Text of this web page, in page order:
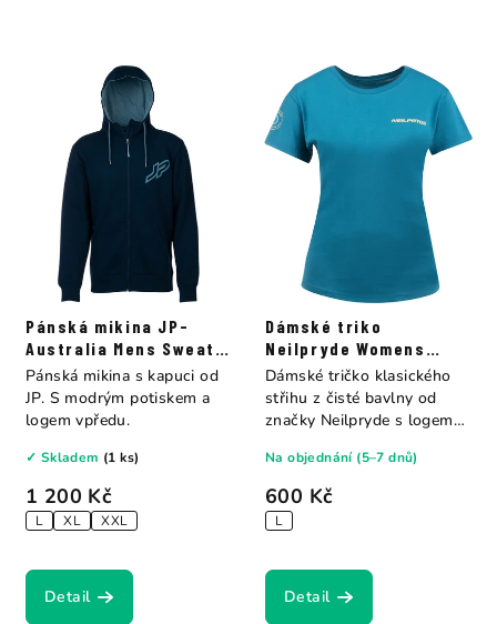
Pánská mikina JP-
Australia Mens Sweat
Zip Hoody midnight
blue
1 200 Kč
L XL XXL
✓ Skladem (1 ks)
Detail
Pánská mikina s kapuci od
JP. S modrým potiskem a
logem vpředu.
Dámské triko
Neilpryde Womens
peacock blue
600 Kč
L
Na objednání (5–7 dnů)
Detail
Dámské tričko klasického
střihu z čisté bavlny od
značky Neilpryde s logem